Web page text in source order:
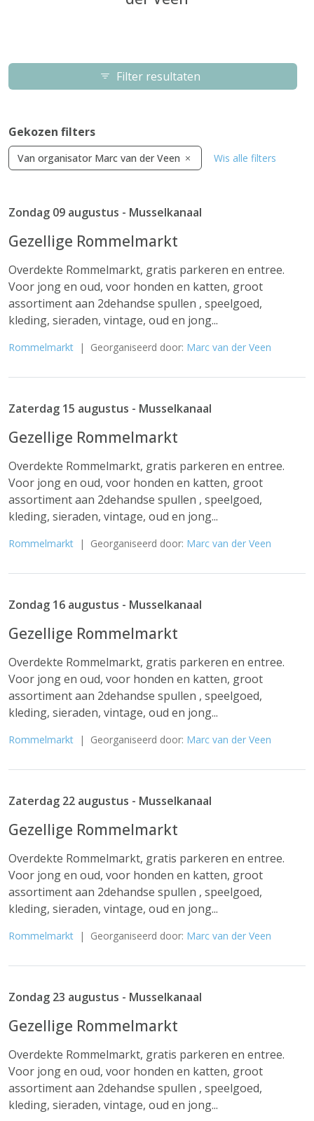
Filter resultaten
Gekozen filters
Van organisator Marc van der Veen Wis alle filters
Zondag 09 augustus - Musselkanaal
Gezellige Rommelmarkt
Overdekte Rommelmarkt, gratis parkeren en entree.
Voor jong en oud, voor honden en katten, groot
assortiment aan 2dehandse spullen , speelgoed,
kleding, sieraden, vintage, oud en jong...
Rommelmarkt | Georganiseerd door: Marc van der Veen
Zaterdag 15 augustus - Musselkanaal
Gezellige Rommelmarkt
Overdekte Rommelmarkt, gratis parkeren en entree.
Voor jong en oud, voor honden en katten, groot
assortiment aan 2dehandse spullen , speelgoed,
kleding, sieraden, vintage, oud en jong...
Rommelmarkt | Georganiseerd door: Marc van der Veen
Zondag 16 augustus - Musselkanaal
Gezellige Rommelmarkt
Overdekte Rommelmarkt, gratis parkeren en entree.
Voor jong en oud, voor honden en katten, groot
assortiment aan 2dehandse spullen , speelgoed,
kleding, sieraden, vintage, oud en jong...
Rommelmarkt | Georganiseerd door: Marc van der Veen
Zaterdag 22 augustus - Musselkanaal
Gezellige Rommelmarkt
Overdekte Rommelmarkt, gratis parkeren en entree.
Voor jong en oud, voor honden en katten, groot
assortiment aan 2dehandse spullen , speelgoed,
kleding, sieraden, vintage, oud en jong...
Rommelmarkt | Georganiseerd door: Marc van der Veen
Zondag 23 augustus - Musselkanaal
Gezellige Rommelmarkt
Overdekte Rommelmarkt, gratis parkeren en entree.
Voor jong en oud, voor honden en katten, groot
assortiment aan 2dehandse spullen , speelgoed,
kleding, sieraden, vintage, oud en jong...